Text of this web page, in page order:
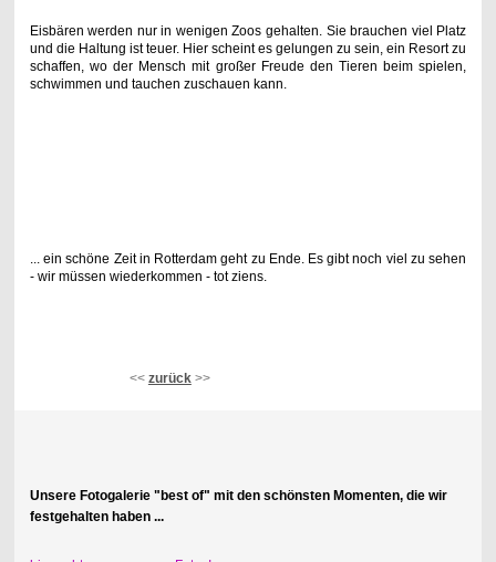
Eisbären werden nur in wenigen Zoos gehalten. Sie brauchen viel Platz
und die Haltung ist teuer. Hier scheint es gelungen zu sein, ein Resort zu
schaffen, wo der Mensch mit großer Freude den Tieren beim spielen,
schwimmen und tauchen zuschauen kann.
... ein schöne Zeit in Rotterdam geht zu Ende. Es gibt noch viel zu sehen
- wir müssen wiederkommen - tot ziens.
<< zurück>>
Unsere Fotogalerie "best of" mit den schönsten Momenten, die wir
festgehalten haben ...